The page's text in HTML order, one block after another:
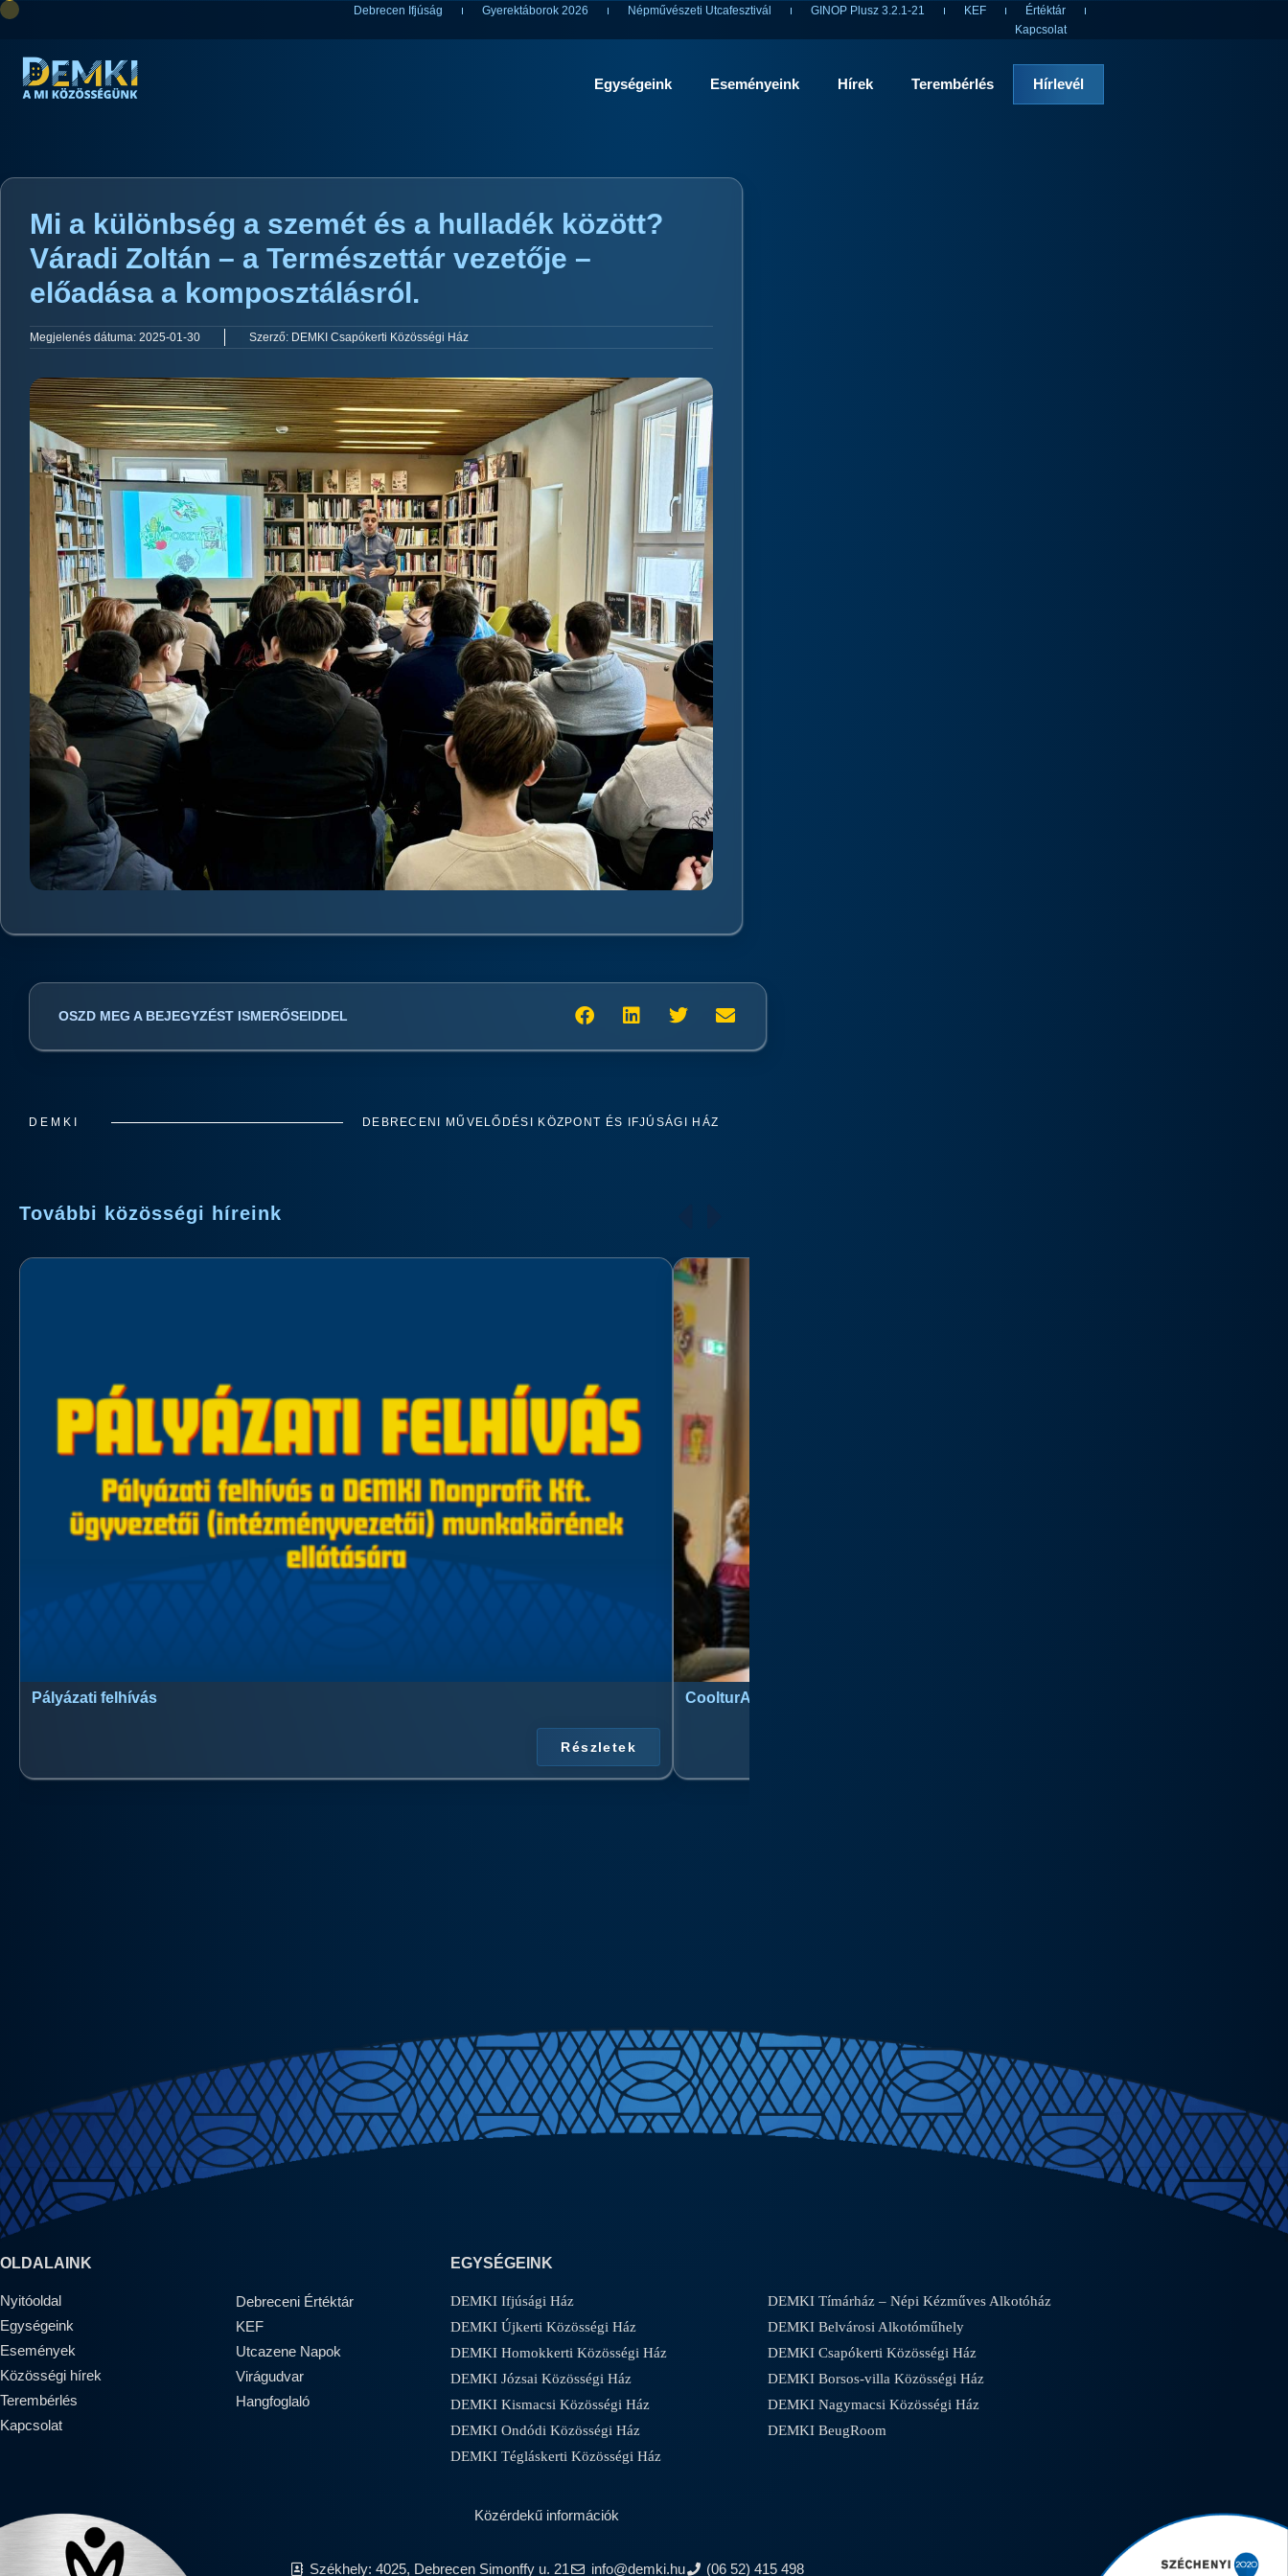
Debrecen Ifjúság Gyerektáborok 2026 Népművészeti Utcafesztivál GINOP Plusz 3.2.1-21 KEF
Értéktár
Kapcsolat
Egységeink Eseményeink Hírek Terembérlés Hírlevél
Mi a különbség a szemét és a hulladék között?
Váradi Zoltán – a Természettár vezetője –
előadása a komposztálásról.
Megjelenés dátuma: 2025-01-30 Szerző: DEMKI Csapókerti Közösségi Ház
OSZD MEG A BEJEGYZÉST ISMERŐSEIDDEL
DEMKI DEBRECENI MŰVELŐDÉSI KÖZPONT ÉS IFJÚSÁGI HÁZ
További közösségi híreink
Pályázati felhívás
Részletek
CoolturArt™ Licit-Day™ művészeti kiállítás és művészeti nap
OLDALAINK
Nyitóoldal
Egységeink
Események
Közösségi hírek
Terembérlés
Kapcsolat
Debreceni Értéktár
KEF
Utcazene Napok
Virágudvar
Hangfoglaló
EGYSÉGEINK
DEMKI Ifjúsági Ház
DEMKI Tímárház – Népi Kézműves Alkotóház
DEMKI Újkerti Közösségi Ház
DEMKI Belvárosi Alkotóműhely
DEMKI Homokkerti Közösségi Ház
DEMKI Csapókerti Közösségi Ház
DEMKI Józsai Közösségi Ház
DEMKI Borsos-villa Közösségi Ház
DEMKI Kismacsi Közösségi Ház
DEMKI Nagymacsi Közösségi Ház
DEMKI Ondódi Közösségi Ház
DEMKI BeugRoom
DEMKI Tégláskerti Közösségi Ház
Közérdekű információk
Székhely: 4025, Debrecen Simonffy u. 21 info@demki.hu (06 52) 415 498